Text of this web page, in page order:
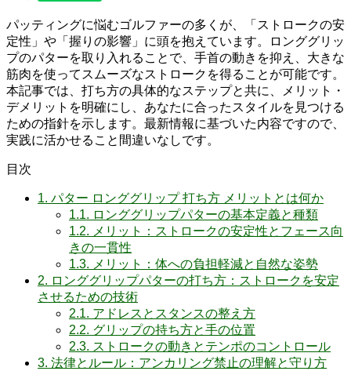
パッティングに悩むゴルファーの多くが、「ストロークの安
定性」や「握りの影響」に頭を抱えています。ロンググリッ
プのパターを取り入れることで、手首の動きを抑え、大きな
筋肉を使ってスムーズなストロークを得ることが可能です。
本記事では、打ち方の具体的なステップと共に、メリット・
デメリットを明確にし、あなたに合ったスタイルを見つける
ための指針を示します。最新情報に基づいた内容ですので、
実践に活かせること間違いなしです。
目次
1. パター ロンググリップ 打ち方 メリットとは何か
1.1. ロンググリップパターの基本定義と種類
1.2. メリット：ストロークの安定性とフェース向
きの一貫性
1.3. メリット：体への負担軽減と自然な姿勢
2. ロンググリップパターの打ち方：ストロークを安定
させるための技術
2.1. アドレスとスタンスの整え方
2.2. グリップの持ち方と手の位置
2.3. ストロークの動きとテンポのコントロール
3. 法律とルール：アンカリング禁止の理解と守り方